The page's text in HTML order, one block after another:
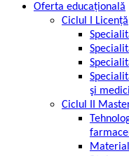
Oferta educațională
Ciclul I Licență
şi
Ciclul II